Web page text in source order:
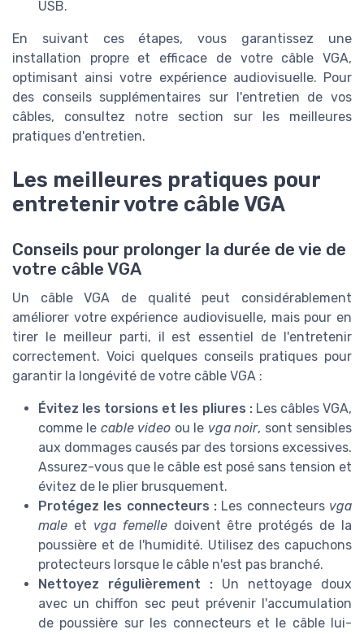
USB.
En suivant ces étapes, vous garantissez une
installation propre et efficace de votre câble VGA,
optimisant ainsi votre expérience audiovisuelle. Pour
des conseils supplémentaires sur l'entretien de vos
câbles, consultez notre section sur les meilleures
pratiques d'entretien.
Les meilleures pratiques pour
entretenir votre câble VGA
Conseils pour prolonger la durée de vie de
votre câble VGA
Un câble VGA de qualité peut considérablement
améliorer votre expérience audiovisuelle, mais pour en
tirer le meilleur parti, il est essentiel de l'entretenir
correctement. Voici quelques conseils pratiques pour
garantir la longévité de votre câble VGA :
Évitez les torsions et les pliures :Les câbles VGA,
comme le cable video ou le vga noir, sont sensibles
aux dommages causés par des torsions excessives.
Assurez-vous que le câble est posé sans tension et
évitez de le plier brusquement.
Protégez les connecteurs : Les connecteurs vga
male et vga femelledoivent être protégés de la
poussière et de l'humidité. Utilisez des capuchons
protecteurs lorsque le câble n'est pas branché.
Nettoyez régulièrement : Un nettoyage doux
avec un chiffon sec peut prévenir l'accumulation
de poussière sur les connecteurs et le câble lui-